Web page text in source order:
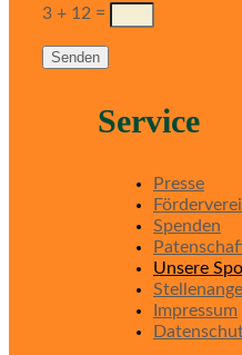
3 + 12 =
Senden
Service
Presse
Spenden
Unsere
Impressum